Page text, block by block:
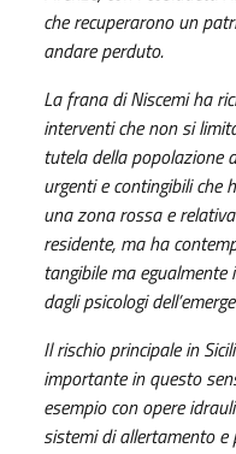
che recuperarono un
andare perduto.
La frana di Niscemi ha
interventi che non si
tutela della popolazione
urgenti e contingibili che
una zona rossa e
residente, ma ha
tangibile ma
dagli psicologi
Il rischio principale in
importante in questo
esempio con opere
sistemi di allertamento